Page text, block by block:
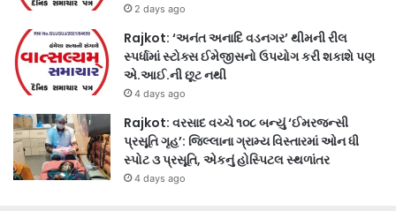
2 days ago
Rajkot: ‘અનંત અનાદિ વડનગર’ થીમની રીલ
સ્પર્ધામાં સ્ટોક્સ ઈમેજીસનો ઉપયોગ કરી શકાશે પણ
એ.આઈ.ની છૂટ નથી
4 days ago
Rajkot: વરસાદ વચ્ચે ૧૦૮ બન્યું ‘ઈમરજન્સી
પ્રસૂતિ ગૃહ’: જિલ્લાના ગ્રામ્ય વિસ્તારમાં ઓન ધી
સ્પોટ ૩ પ્રસૂતિ, એકનું હોસ્પિટલ સ્થળાંતર
4 days ago